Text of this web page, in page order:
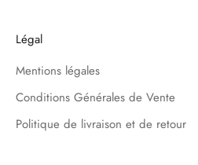
Légal
Mentions légales
Conditions Générales de Vente
Politique de livraison et de retour